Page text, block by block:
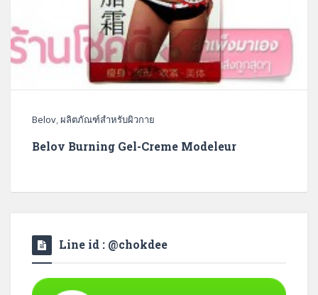
Belov,ผลิตภัณฑ์สำหรับผิวกาย
Belov Burning Gel-Creme Modeleur
Line id : @chokdee